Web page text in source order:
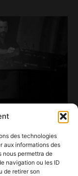
des technologies
aux informations des
nous permettra de
navigation ou les ID
de retirer son